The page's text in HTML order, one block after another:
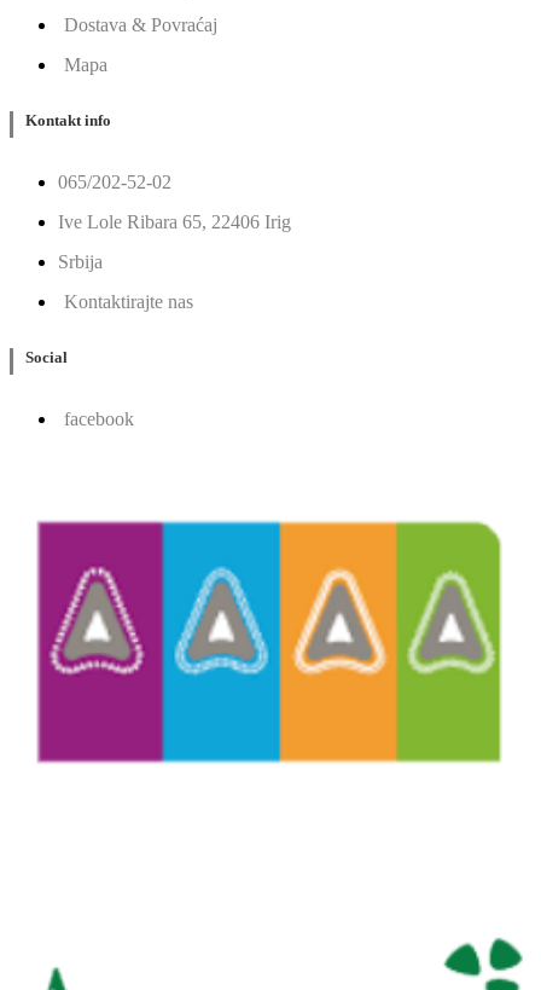
Dostava & Povraćaj
Mapa
Kontakt info
065/202-52-02
Ive Lole Ribara 65, 22406 Irig
Srbija
Kontaktirajte nas
Social
facebook